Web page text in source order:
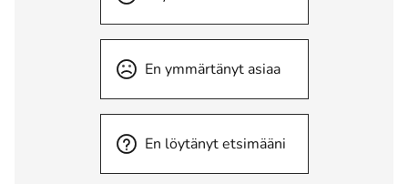
En ymmärtänyt asiaa
En löytänyt etsimääni